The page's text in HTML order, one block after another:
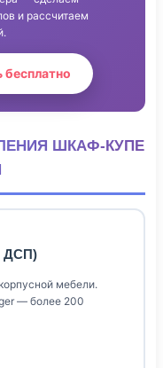
и рассчитаем
бесплатно
ШКАФ-КУПЕ
ДСП)
мебели.
— более 200